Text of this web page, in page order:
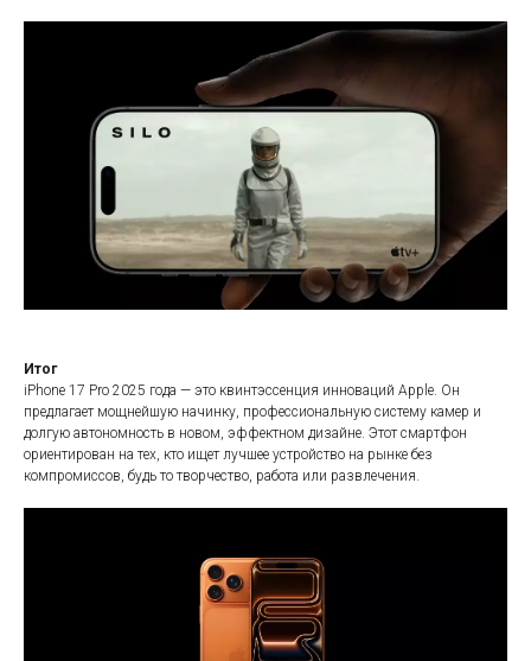
Итог
iPhone 17 Pro 2025 года — это квинтэссенция инноваций Apple. Он
предлагает мощнейшую начинку, профессиональную систему камер и
долгую автономность в новом, эффектном дизайне. Этот смартфон
ориентирован на тех, кто ищет лучшее устройство на рынке без
компромиссов, будь то творчество, работа или развлечения.